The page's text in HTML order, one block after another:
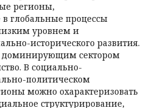
регионы,
глобальные процессы
уровнем и
исторического развития.
доминирующим сектором
В социально-
политическом
можно охарактеризовать
структурирование,